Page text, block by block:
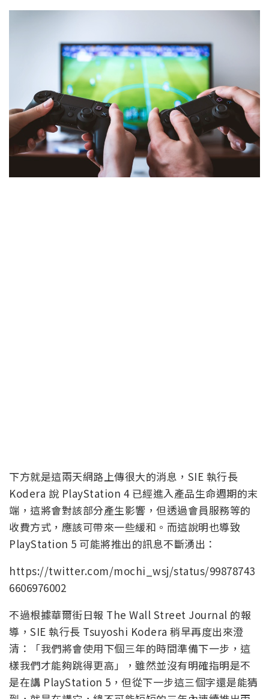
下方就是這兩天網路上傳很大的消息，SIE 執行長
Kodera 說 PlayStation 4 已經進入產品生命週期的末
端，這將會對該部分產生影響，但透過會員服務等的
收費方式，應該可帶來一些緩和。而這說明也導致
PlayStation 5 可能將推出的訊息不斷湧出：
https://twitter.com/mochi_wsj/status/99878743
6606976002
不過根據華爾街日報 The Wall Street Journal 的報
導，SIE 執行長 Tsuyoshi Kodera 稍早再度出來澄
清：「我們將會使用下個三年的時間準備下一步，這
樣我們才能夠跳得更高」，雖然並沒有明確指明是不
是在講 PlayStation 5，但從下一步這三個字還是能猜